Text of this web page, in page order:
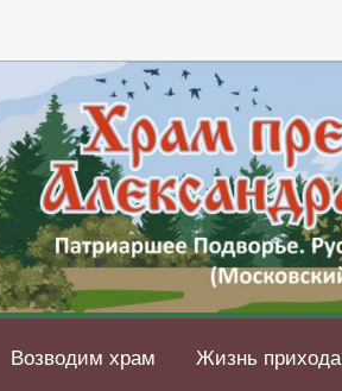
Возводим храм Жизнь прихода